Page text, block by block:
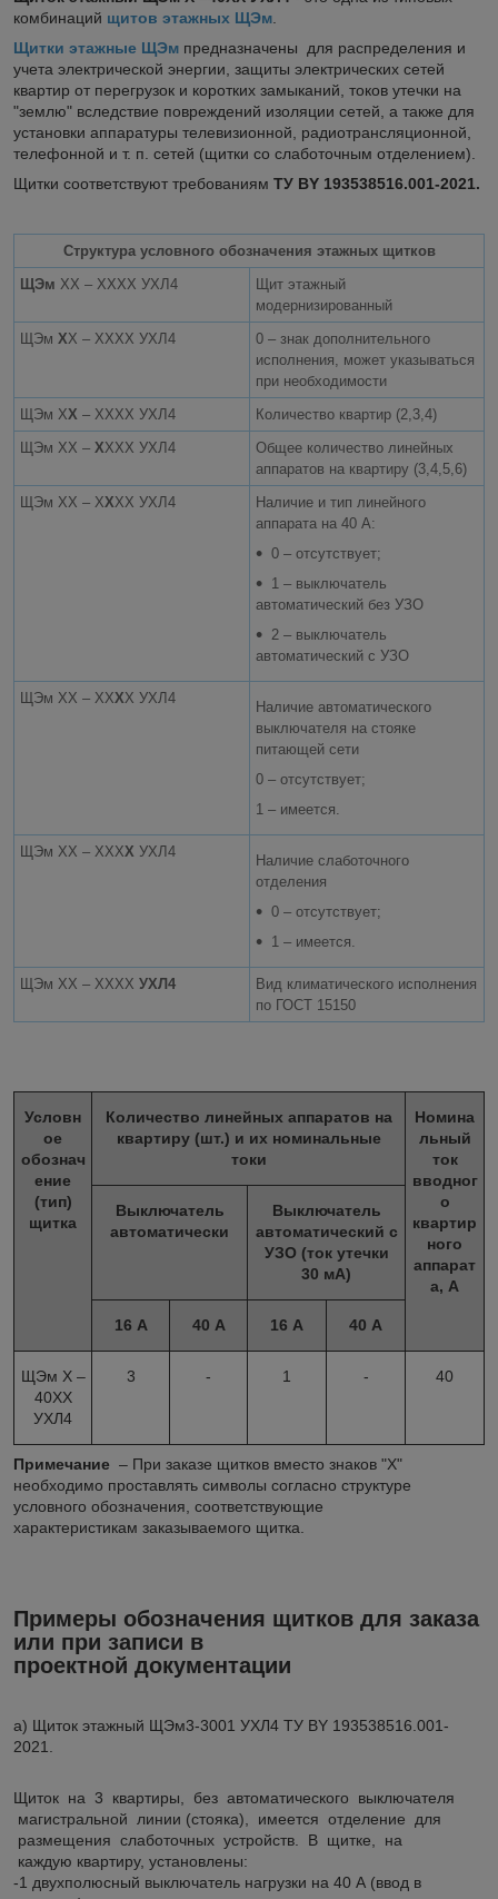
комбинаций щитов этажных ЩЭм
Щитки этажные ЩЭм предназначены для распределения и
учета электрической энергии, защиты электрических сетей
квартир от перегрузок и коротких замыканий, токов утечки на
"землю" вследствие повреждений изоляции сетей, а также для
установки аппаратуры телевизионной, радиотрансляционной,
телефонной и т. п. сетей (щитки со слаботочным отделением).
Щитки соответствуют требованиям ТУ BY 193538516.001-2021.
Структура условного обозначения этажных щитков
ЩЭм ХХ – ХХХХ УХЛ4
Щит этажный
модернизированный
ЩЭм ХХ – ХХХХ УХЛ4
0 – знак дополнительного
исполнения, может указываться
при необходимости
ЩЭм ХХ – ХХХХ УХЛ4
Количество квартир (2,3,4)
ЩЭм ХХ – ХХХХ УХЛ4
Общее количество линейных
аппаратов на квартиру (3,4,5,6)
ЩЭм ХХ – ХХХХ УХЛ4
Наличие и тип линейного
аппарата на 40 А:
0 – отсутствует;
1 – выключатель
автоматический без УЗО
2 – выключатель
автоматический с УЗО
ЩЭм ХХ – ХХХХ УХЛ4
Наличие автоматического
выключателя на стояке
питающей сети
0 – отсутствует;
1 – имеется.
ЩЭм ХХ – ХХХХ УХЛ4
Наличие слаботочного
отделения
0 – отсутствует;
1 – имеется.
ЩЭм ХХ – ХХХХ УХЛ4
Вид климатического исполнения
по ГОСТ 15150
Условн
ое
обознач
ение
(тип)
щитка
Количество линейных аппаратов на
квартиру (шт.) и их номинальные
токи
Номина
льный
ток
вводног
о
квартир
ного
аппарат
а, А
Выключатель
автоматически
Выключатель
автоматический с
УЗО (ток утечки
30 мА)
16 А 40 А 16 А 40 А
ЩЭм Х –
40ХХ
УХЛ4
3 - 1 - 40
Примечание – При заказе щитков вместо знаков "Х"
необходимо проставлять символы согласно структуре
условного обозначения, соответствующие
характеристикам заказываемого щитка.
Примеры обозначения щитков для заказа
или при записи в
проектной документации
а) Щиток этажный ЩЭм3-3001 УХЛ4 ТУ BY 193538516.001-
2021.
Щиток на 3 квартиры, без автоматического выключателя
магистральной линии (стояка), имеется отделение для
размещения слаботочных устройств. В щитке, на
каждую квартиру, установлены:
-1 двухполюсный выключатель нагрузки на 40 А (ввод в